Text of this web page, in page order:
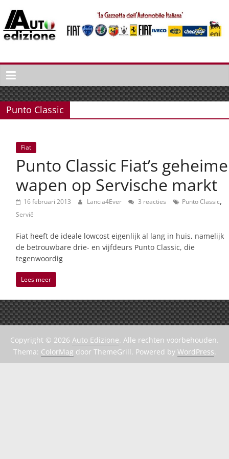
naar
inhoud
Auto
Edizione
La
Gazetta
dell'Automobile
Italiaans
autonieuws
lifestyle
Punto Classic
Fiat
Punto Classic Fiat’s geheime
wapen op Servische markt
16 februari 2013 Lancia4Ever 3 reacties Punto Classic,
Servië
Fiat heeft de ideale lowcost eigenlijk al lang in huis, namelijk
de betrouwbare drie- en vijfdeurs Punto Classic, die
tegenwoordig
Lees meer
Copyright © 2026 Auto Edizione. Alle rechten voorbehouden.
Thema: ColorMag door ThemeGrill. Powered by WordPress.